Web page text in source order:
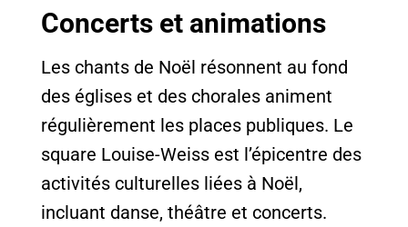
Concerts et animations
Les chants de Noël résonnent au fond
des églises et des chorales animent
régulièrement les places publiques. Le
square Louise-Weiss est l’épicentre des
activités culturelles liées à Noël,
incluant danse, théâtre et concerts.